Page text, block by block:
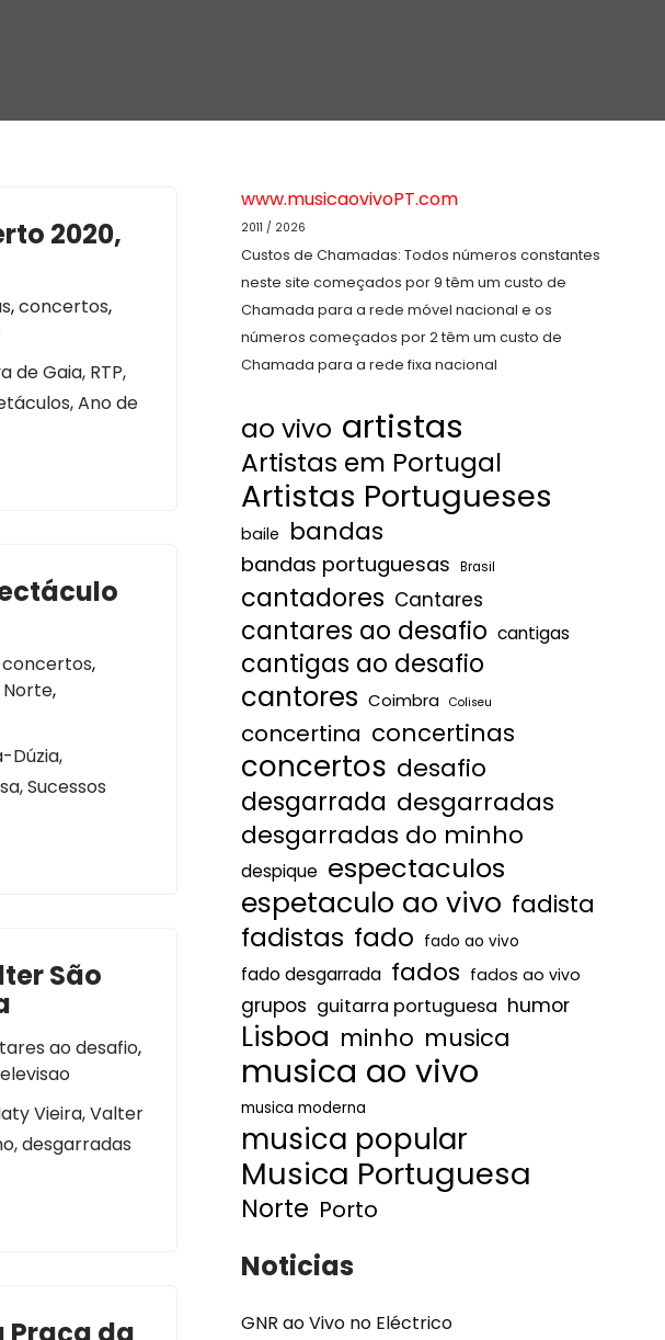
2020,
,concertos,
de Gaia, RTP,
Ano de
concertos,
Norte,
Dúzia,
Sucessos
São
ao desafio,
Vieira, Valter
desgarradas
www.musicaovivoPT.com
2011 / 2026
Custos de Chamadas: Todos números constantes
neste site começados por 9 têm um custo de
Chamada para a rede móvel nacional e os
números começados por 2 têm um custo de
Chamada para a rede fixa nacional
ao vivo artistas
Artistas em Portugal
Artistas Portugueses
baile bandas
bandas portuguesas Brasil
cantadores Cantares
cantares ao desafio cantigas
cantigas ao desafio
cantores Coimbra Coliseu
concertina concertinas
concertos desafio
desgarrada desgarradas
desgarradas do minho
despique espectaculos
espetaculo ao vivo fadista
fadistas fado fado ao vivo
fado desgarrada fados fados ao vivo
grupos guitarra portuguesa humor
Lisboa minho musica
musica ao vivo
musica moderna
musica popular
Musica Portuguesa
Norte Porto
Noticias
GNR ao Vivo no Eléctrico